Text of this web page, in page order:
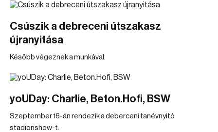
Csúszik a debreceni útszakasz
újranyitása
Később végeznek a munkával.
yoUDay: Charlie, Beton.Hofi, BSW
Szeptember 16-án rendezik a deberceni tanévnyitó
stadionshow-t.